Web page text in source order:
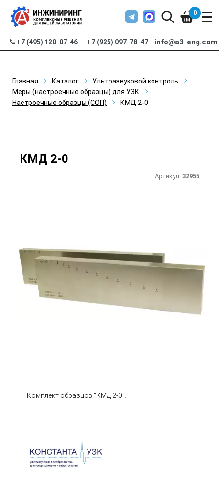
+7 (495) 120-07-46 +7 (925) 097-78-47 info@a3-eng.com
0
Главная Каталог
Ультразвуковой контроль
Меры (настроечные образцы) для УЗК
Настроечные образцы (СОП)
КМД 2-0
КМД 2-0
Артикул: 32955
Комплект образцов "КМД 2-0".